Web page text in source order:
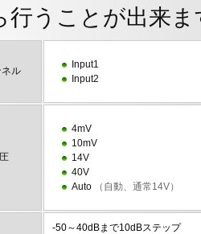
行うことが出来ま
ル
Input1
Input2
4mV
10mV
14V
40V
Auto
（自動、通常14V）
-50～40dBまで10dBステップ